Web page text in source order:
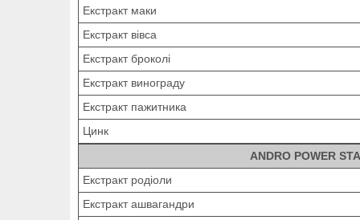
Екстракт маки
Екстракт вівса
Екстракт броколі
Екстракт винограду
Екстракт пажитника
Цинк
ANDRO POWER
Екстракт родіоли
Екстракт ашвагандри